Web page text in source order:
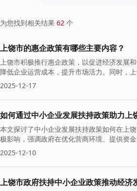
为您找到相关结果 62 个
上饶市的惠企政策有哪些主要内容？
上饶市积极推行惠企政策，以促进经济发展
降低企业运营成本，提升市场活力。同时，
2025-12-17
如何通过中小企业发展扶持政策助力上
本文探讨了中小企业发展扶持政策如何在上
极影响，强调政府在优化营商环境、提供资
2025-12-10
上饶市政府扶持中小企业政策推动经济